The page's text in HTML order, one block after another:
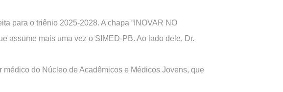
para o triênio 2025-2028. A chapa “INOVAR NO
assume mais uma vez o SIMED-PB. Ao lado dele, Dr.
do Núcleo de Acadêmicos e Médicos Jovens, que